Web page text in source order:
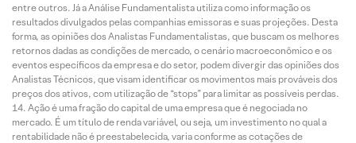
entre outros. Já a Análise Fundamentalista utiliza como informação os
resultados divulgados pelas companhias emissoras e suas projeções. Desta
forma, as opiniões dos Analistas Fundamentalistas, que buscam os melhores
retornos dadas as condições de mercado, o cenário macroeconômico e os
eventos específicos da empresa e do setor, podem divergir das opiniões dos
Analistas Técnicos, que visam identificar os movimentos mais prováveis dos
preços dos ativos, com utilização de “stops” para limitar as possíveis perdas.
Ação é uma fração do capital de uma empresa que é negociada no
mercado. É um título de renda variável, ou seja, um investimento no qual a
rentabilidade não é preestabelecida, varia conforme as cotações de